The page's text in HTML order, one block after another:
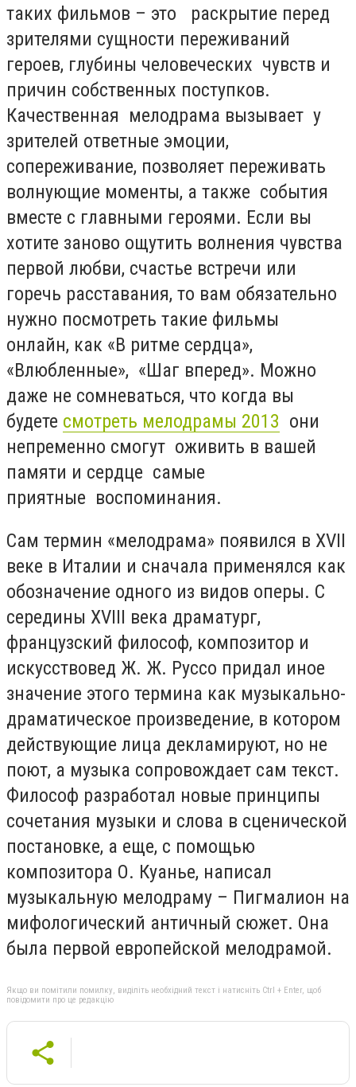
таких фильмов – это раскрытие перед
зрителями сущности переживаний
героев, глубины человеческих чувств и
причин собственных поступков.
Качественная мелодрама вызывает у
зрителей ответные эмоции,
сопереживание, позволяет переживать
волнующие моменты, а также события
вместе с главными героями. Если вы
хотите заново ощутить волнения чувства
первой любви, счастье встречи или
горечь расставания, то вам обязательно
нужно посмотреть такие фильмы
онлайн, как «В ритме сердца»,
«Влюбленные», «Шаг вперед». Можно
даже не сомневаться, что когда вы
будете смотреть мелодрамы 2013 они
непременно смогут оживить в вашей
памяти и сердце самые
приятные воспоминания.
Сам термин «мелодрама» появился в XVII
веке в Италии и сначала применялся как
обозначение одного из видов оперы. С
середины XVIII века драматург,
французский философ, композитор и
искусствовед Ж. Ж. Руссо придал иное
значение этого термина как музыкально-
драматическое произведение, в котором
действующие лица декламируют, но не
поют, а музыка сопровождает сам текст.
Философ разработал новые принципы
сочетания музыки и слова в сценической
постановке, а еще, с помощью
композитора О. Куанье, написал
музыкальную мелодраму – Пигмалион на
мифологический античный сюжет. Она
была первой европейской мелодрамой.
Якщо ви помітили помилку, виділіть необхідний текст і натисніть Ctrl + Enter, щоб
повідомити про це редакцію